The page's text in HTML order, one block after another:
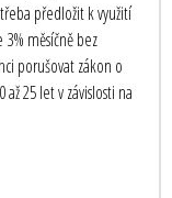
předložit k využití
měsíčně bez
porušovat zákon o
25 let v závislosti na